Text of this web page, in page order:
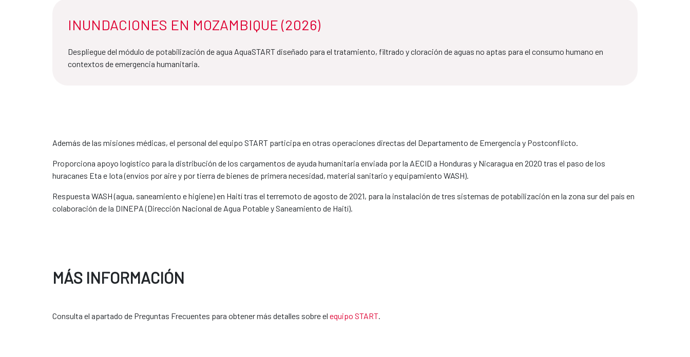
INUNDACIONES EN MOZAMBIQUE (2026)
Despliegue del módulo de potabilización de agua AquaSTART diseñado para el tratamiento, filtrado y cloración de aguas no aptas para el consumo humano en
contextos de emergencia humanitaria.
Además de las misiones médicas, el personal del equipo START participa en otras operaciones directas del Departamento de Emergencia y Postconflicto.
Proporciona apoyo logístico para la distribución de los cargamentos de ayuda humanitaria enviada por la AECID a Honduras y Nicaragua en 2020 tras el paso de los
huracanes Eta e Iota (envíos por aire y por tierra de bienes de primera necesidad, material sanitario y equipamiento WASH).
Respuesta WASH (agua, saneamiento e higiene) en Haití tras el terremoto de agosto de 2021, para la instalación de tres sistemas de potabilización en la zona sur del país en
colaboración de la DINEPA (Dirección Nacional de Agua Potable y Saneamiento de Haití).
MÁS INFORMACIÓN
Consulta el apartado de Preguntas Frecuentes para obtener más detalles sobre el equipo START